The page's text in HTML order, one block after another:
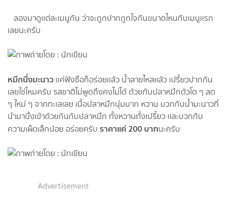
ลองมาดูเเต่ละเมนู​กัน ว่าจะถูกปากถูกใจกันขนาดไหน​กับเมนู​เเรก
เลยนะครับ
หมึก​นึ่งมะนาว ​ เเค่ฟังชื่อก็อร่อยเเล้ว​ น้ำลายไหลเเล้ว​ เปรี้ยว​ปากกัน
เลยใช่ไหมครับ​ รสชาติ​ไม่พูดถึงคงไม่ได้​ ด้วยกับปลาหมึกตัวโต​ ๆ​ สด​
ๆ​ ใหม่​ ๆ​ จากทะเลเลย เนื้อปลาหมึกนุ่มมาก​ หวาน​ บวกกับน้ำมะนาวที่
นำมานึ่งเข้าด้วยกันกับปลาหมึก​ ทั้งหวานทั้งเปรี้ยว​ เเละบวกกับ
ความเผ็ดเล็กน้อย​ อร่อยครับ​ ราคาเเค่​ 200​ บาท​นะครับ
Advertisement